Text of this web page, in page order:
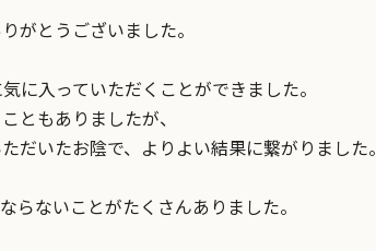
がとうございました。
に入っていただくことができました。
ともありましたが、
だいたお陰で、よりよい結果に繋がりました。
らないことがたくさんありました。